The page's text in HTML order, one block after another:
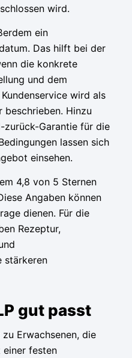
wird.
ein
Das hilft bei der
die konkrete
und dem
wird als
Hinzu
zurück-Garantie für die
lassen sich
einsehen.
4,8 von 5 Sternen
Angaben können
dienen. Für die
Rezeptur,
stärkeren
gut passt
Erwachsenen, die
festen